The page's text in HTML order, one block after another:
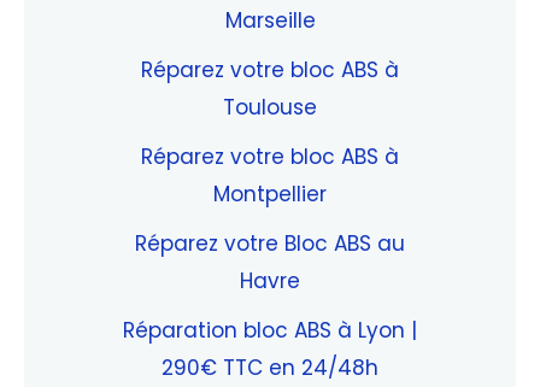
Marseille
Réparez votre bloc ABS à
Toulouse
Réparez votre bloc ABS à
Montpellier
Réparez votre Bloc ABS au
Havre
Réparation bloc ABS à Lyon |
290€ TTC en 24/48h